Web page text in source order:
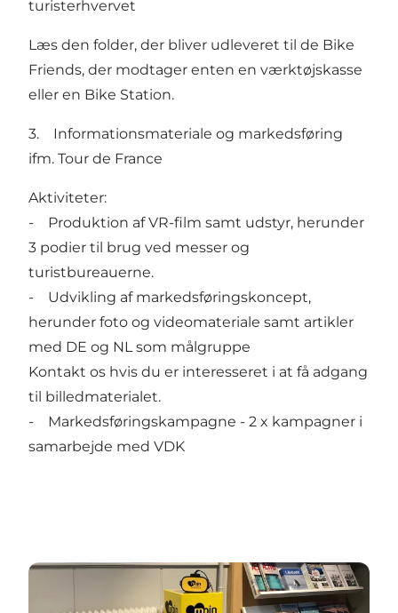
turisterhvervet
Læs den folder, der bliver udleveret til de Bike
Friends, der modtager enten en værktøjskasse
eller en Bike Station.
3. Informationsmateriale og markedsføring
ifm. Tour de France
Aktiviteter:
- Produktion af VR-film samt udstyr, herunder
3 podier til brug ved messer og
turistbureauerne.
- Udvikling af markedsføringskoncept,
herunder foto og videomateriale samt artikler
med DE og NL som målgruppe
Kontakt os hvis du er interesseret i at få adgang
til billedmaterialet.
- Markedsføringskampagne - 2 x kampagner i
samarbejde med VDK